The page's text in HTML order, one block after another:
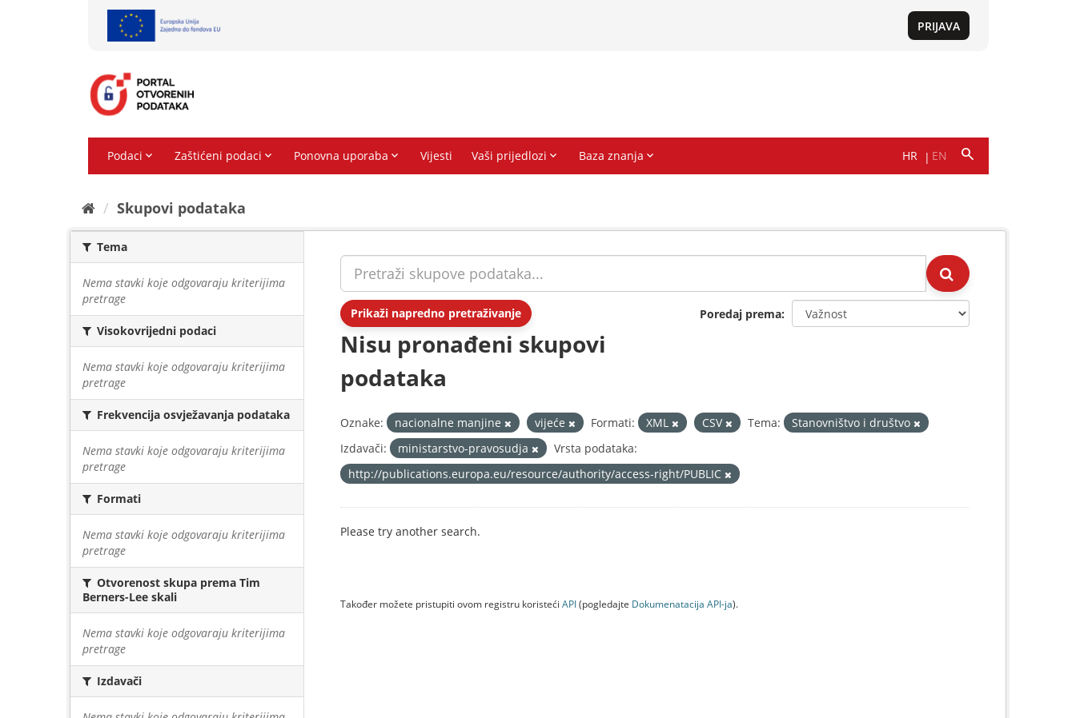
Skupovi podаtаkа
Tema
Nema stavki koje odgovaraju kriterijima
pretrage
Visokovrijedni podaci
Nema stavki koje odgovaraju kriterijima
pretrage
Frekvencija osvježavanja podataka
Nema stavki koje odgovaraju kriterijima
pretrage
Formati
Nema stavki koje odgovaraju kriterijima
pretrage
Otvorenost skupa prema Tim
Berners-Lee skali
Nema stavki koje odgovaraju kriterijima
pretrage
Izdavači
Prikaži napredno pretraživanje Poredaj prema
Nisu pronađeni skupovi
podataka
Oznake: nacionalne manjine vijeće Formati: XML CSV Tema:
Stanovništvo i društvo
Izdavači:
ministarstvo-pravosudja
Vrsta podataka:
http://publications.europa.eu/resource/authority/access-right/PUBLIC
Please try another search.
Također možete pristupiti ovom registru koristeći API(pogledajte Dokumenаtаcijа API-jа).